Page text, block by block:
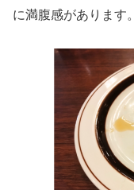
に満腹感があります。